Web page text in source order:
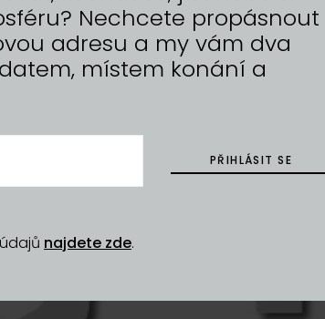
Nechcete propásnout
adresu a my vám dva
místem konání a
PŘIHLÁSIT SE
najdete zde.